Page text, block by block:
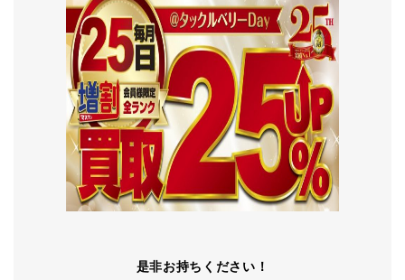
是非お持ちください！